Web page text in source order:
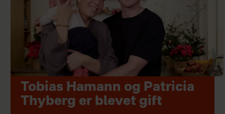
Tobias Hamann og Patricia
Thyberg er blevet gift